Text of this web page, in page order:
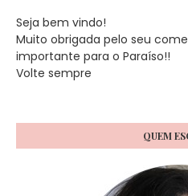
Seja bem vindo!
Muito obrigada pelo seu
importante para o Paraíso!!
Volte sempre
QUEM